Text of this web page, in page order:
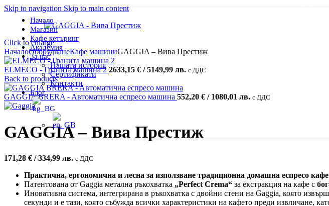
Skip to navigation Skip to main content
Начало
Магазин
Кафе кетъринг
Академия
За нас
Нашата история
Сертификати
Контакти
Блог
Click to enlarge
НачалоОборудванеКафе машиниGAGGIA – Вива Престиж
ELMECO - Гранита машина 2 2633,15 € / 5149,99 лв. с ДДС
Back to products
GAGGIA BRERA - Aвтоматична еспресо машина 552,20 € / 1080,01 лв. с ДДС
GAGGIA – Вива Престиж
171,28 € / 334,99 лв. с ДДС
Практична, ергономична и лесна за използване традиционна домашна еспресо
Патентована от Gaggia метална ръкохватка „Perfect Crema“ за екстракция на кафе с
Иновативна система, интегрирана в ръкохватка с двойни стени на Gaggia, която
секунди и е тази, която събужда всички характеристики на кафето преди извличане,